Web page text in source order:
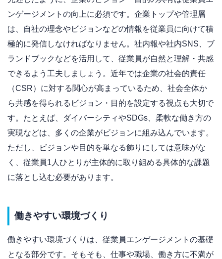
ンゲージメントの向上に必須です。企業トップや管理層
は、自社の理念やビジョンなどの情報を従業員に向けて積
極的に発信しなければなりません。社内報や社内SNS、ブ
ランドブックなどを活用して、従業員が自然と理解・共感
できるよう工夫しましょう。近年では企業の社会的責任
（CSR）に対する関心が高まっているため、社会全体か
ら共感を得られるビジョン・目的を設定する視点も大切で
す。たとえば、ダイバーシティやSDGs、柔軟な働き方の
実現などは、多くの企業がビジョンに組み込んでいます。
ただし、ビジョンや目的を単なる飾りにしては意味がな
く、従業員1人ひとりが主体的に取り組める具体的な課題
に落とし込む必要があります。
働きやすい環境づくり
働きやすい環境づくりは、従業員エンゲージメントの基礎
となる部分です。そもそも、仕事や職場、働き方に不満が